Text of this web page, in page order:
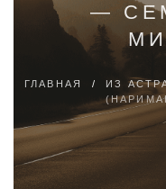
—
ГЛАВНАЯ / ИЗ